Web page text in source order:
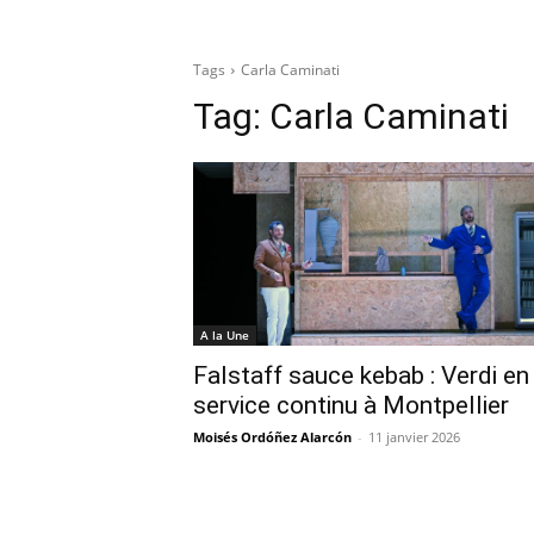
Tags Carla Caminati
Tag: Carla Caminati
A la Une
Falstaff sauce kebab : Verdi en
service continu à Montpellier
Moisés Ordóñez Alarcón - 11 janvier 2026